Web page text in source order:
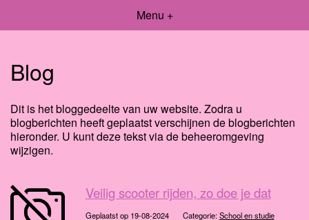
Menu +
Blog
Dit is het bloggedeelte van uw website. Zodra u
blogberichten heeft geplaatst verschijnen de blogberichten
hieronder. U kunt deze tekst via de beheeromgeving
wijzigen.
Veilig scooter rijden, zo doe je dat
Geplaatst op 19-08-2024 Categorie:School en studie